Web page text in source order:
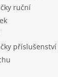
ruční
příslušenství